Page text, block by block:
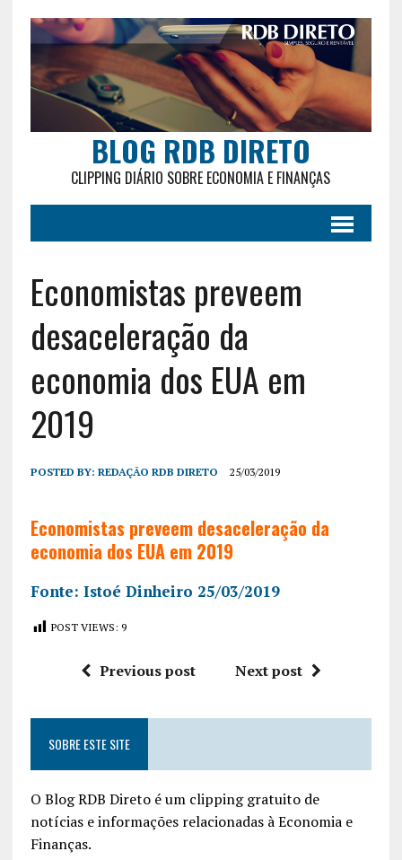
BLOG RDB DIRETO
CLIPPING DIÁRIO SOBRE ECONOMIA E FINANÇAS
Economistas preveem
desaceleração da
economia dos EUA em
2019
POSTED BY: REDAÇÃO RDB DIRETO 25/03/2019
Economistas preveem desaceleração da
economia dos EUA em 2019
Fonte: Istoé Dinheiro 25/03/2019
POST VIEWS: 9
Previous post Next post
SOBRE ESTE SITE
O Blog RDB Direto é um clipping gratuito de
notícias e informações relacionadas à Economia e
Finanças.